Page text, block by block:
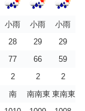
小雨 小雨
小雨
28 29
29
77 66
59
2 2
2
南 南南東 東南東